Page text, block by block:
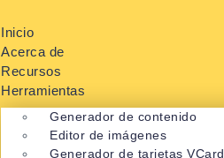
Inicio
Acerca de
Recursos
Herramientas
Generador de contenido
Editor de imágenes
Generador de tarjetas VCard